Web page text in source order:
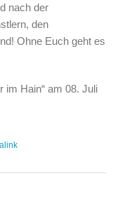
nach der
den
Ohne Euch geht es
im Hain“ am 08. Juli